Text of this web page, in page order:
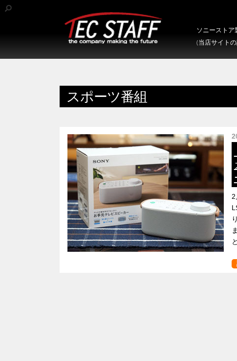
ソニースト
(当店サイト
スポーツ番組
2